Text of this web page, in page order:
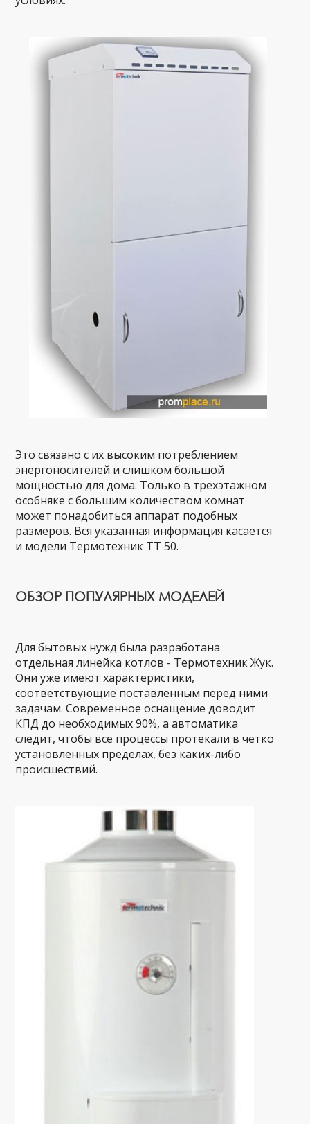
Это связано с их высоким потреблением
энергоносителей и слишком большой
мощностью для дома. Только в трехэтажном
особняке с большим количеством комнат
может понадобиться аппарат подобных
размеров. Вся указанная информация касается
и модели Термотехник ТТ 50.
ОБЗОР ПОПУЛЯРНЫХ МОДЕЛЕЙ
Для бытовых нужд была разработана
отдельная линейка котлов - Термотехник Жук.
Они уже имеют характеристики,
соответствующие поставленным перед ними
задачам. Современное оснащение доводит
КПД до необходимых 90%, а автоматика
следит, чтобы все процессы протекали в четко
установленных пределах, без каких-либо
происшествий.